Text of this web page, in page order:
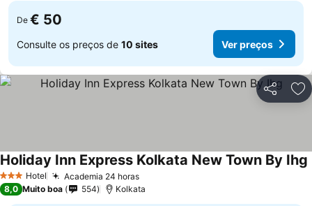
De € 50
Consulte os preços de 10 sites Ver preços
Partilhar
3 EstrelasHotel Academia 24 horas
Holiday Inn Express Kolkata New Town By Ihg
8,0 Muito boa 554 Kolkata